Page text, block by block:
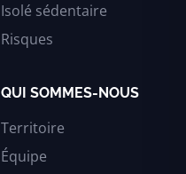
Isolé sédentaire
Risques
QUI SOMMES-NOUS
Territoire
Équipe